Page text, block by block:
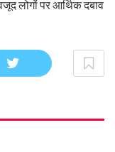
लोगों पर आर्थिक दबाव